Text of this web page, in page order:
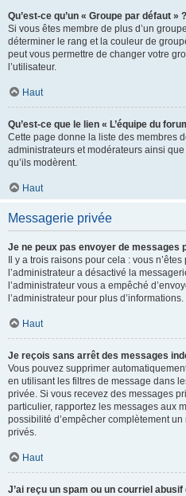
Qu’est-ce qu’un « Groupe par défaut » ?
Si vous êtes membre de plus d’un
déterminer le rang et la couleur de
peut vous permettre de changer votre
l’utilisateur.
Haut
Qu’est-ce que le lien « L’équipe du
Cette page donne la liste des membres
administrateurs et modérateurs ainsi
qu’ils modèrent.
Haut
Messagerie privée
Je ne peux pas envoyer de messages
Il y a trois raisons pour cela : vous
l’administrateur a désactivé la
l’administrateur vous a empêché
l’administrateur pour plus d’informations.
Haut
Je reçois sans arrêt des messages
Vous pouvez supprimer
en utilisant les filtres de message dans
privée. Si vous recevez des messages
particulier, rapportez les messages aux
possibilité d’empêcher complètement
privés.
Haut
J’ai reçu un spam ou un courriel abusif